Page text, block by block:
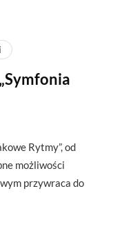
Rytmy”, od
możliwości
przywraca do